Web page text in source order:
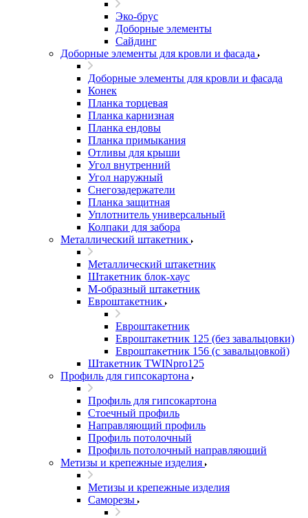
Эко-брус
Доборные элементы
Сайдинг
Доборные элементы для кровли и фасада
Доборные элементы для кровли и фасада
Конек
Планка торцевая
Планка карнизная
Планка ендовы
Планка примыкания
Отливы для крыши
Угол внутренний
Угол наружный
Снегозадержатели
Планка защитная
Уплотнитель универсальный
Колпаки для забора
Металлический штакетник
Металлический штакетник
Штакетник блок-хаус
М-образный штакетник
Евроштакетник
Евроштакетник
Евроштакетник 125 (без завальцовки)
Евроштакетник 156 (с завальцовкой)
Штакетник TWINpro125
Профиль для гипсокартона
Профиль для гипсокартона
Стоечный профиль
Направляющий профиль
Профиль потолочный
Профиль потолочный направляющий
Метизы и крепежные изделия
Метизы и крепежные изделия
Саморезы